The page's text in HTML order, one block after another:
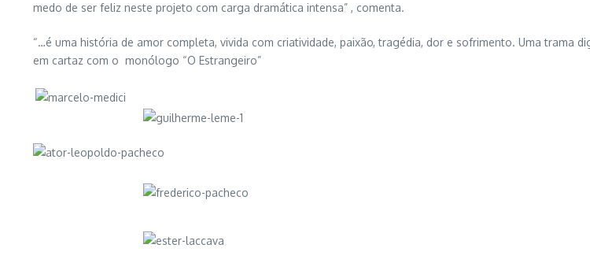
medo de ser feliz neste projeto com carga dramática intensa” , comenta.
“…é uma história de amor completa, vivida com criatividade, paixão, tragédia, dor e sofrimento. Uma trama
em cartaz com o monólogo “O Estrangeiro”